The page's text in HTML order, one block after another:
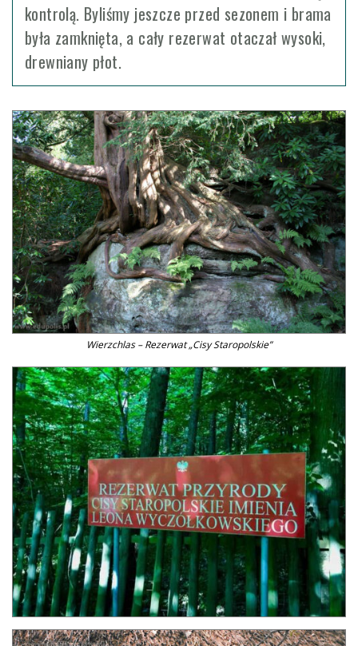
kontrolą. Byliśmy jeszcze przed sezonem i brama
była zamknięta, a cały rezerwat otaczał wysoki,
drewniany płot.
Wierzchlas – Rezerwat „Cisy Staropolskie”